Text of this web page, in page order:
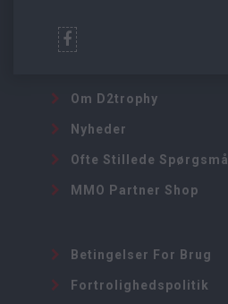
Om D2trophy
Nyheder
Ofte Stillede Spørgsmål
MMO Partner Shop
Betingelser For Brug
Fortrolighedspolitik